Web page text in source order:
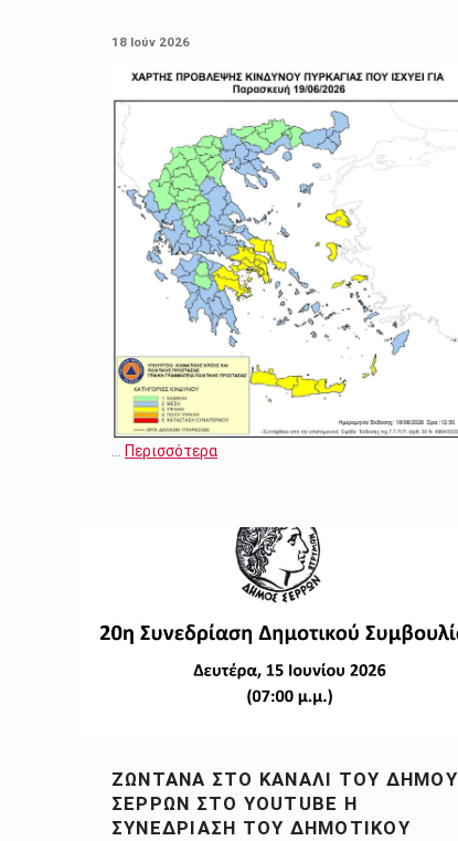
18 Ιούν 2026
Περισσότερα
ΖΩΝΤΑΝΆ ΣΤΟ ΚΑΝΆΛΙ ΤΟΥ ΔΉΜΟΥ
ΣΕΡΡΏΝ ΣΤΟ YOUTUBE Η
ΣΥΝΕΔΡΊΑΣΗ ΤΟΥ ΔΗΜΟΤΙΚΟΎ